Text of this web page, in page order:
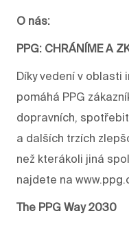
O nás:
PPG: CHRÁNÍME A
Díky vedení v oblasti
pomáhá PPG
dopravních,
a dalších trzích
než kterákoli jiná
najdete na
The PPG Way 2030